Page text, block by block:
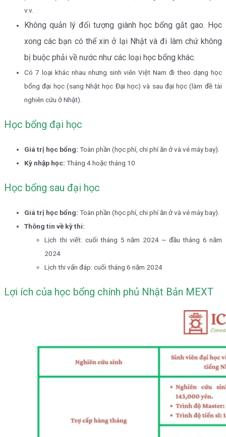
v.v.
Không quản lý đối tượng giành học bổng gắt gao. Học
xong các bạn có thể xin ở lại Nhật và đi làm chứ không
bị buộc phải về nước như các loại học bổng khác.
Có 7 loại khác nhau nhưng sinh viên Việt Nam đi theo dạng học
bổng đại học (sang Nhật học Đại học) và sau đại học (làm đề tài
nghiên cứu ở Nhật).
Học bổng đại học
Giá trị học bổng: Toàn phần (học phí, chi phí ăn ở và vé máy bay).
Kỳ nhập học: Tháng 4 hoặc tháng 10
Học bổng sau đại học
Giá trị học bổng: Toàn phần (học phí, chi phí ăn ở và vé máy bay).
Thông tin về kỳ thi:
Lịch thi viết: cuối tháng 5 năm 2024 ~ đầu tháng 6 năm
2024
Lịch thi vấn đáp: cuối tháng 6 năm 2024
Lợi ích của học bổng chính phủ Nhật Bản MEXT